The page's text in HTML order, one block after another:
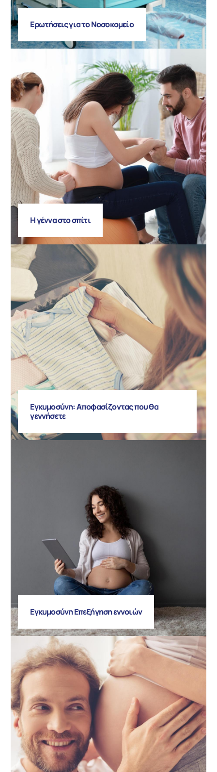
Ερωτήσεις για το Νοσοκομείο
Η γέννα στο σπίτι
Εγκυμοσύνη: Αποφασίζοντας που θα
γεννήσετε
Εγκυμοσύνη Επεξήγηση εννοιών